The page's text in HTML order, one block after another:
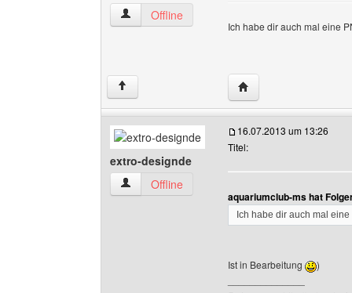
aquariumclub-ms Benutzer-Profile anzeigen
Offline
Ich habe dir auch mal eine
↑ Website dieses
extro-designde
extro-designde Benutzer-Profile anzeigen
Offline
16.07.2013 um 13:26
Titel:
aquariumclub-ms hat
Ich habe dir auch mal
Ist in Bearbeitung
)